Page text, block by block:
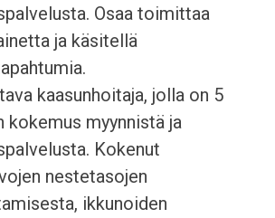
Osaa toimittaa
ja käsitellä
kaasunhoitaja, jolla on 5
kokemus myynnistä ja
Kokenut
nestetasojen
ikkunoiden